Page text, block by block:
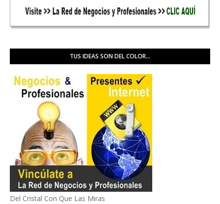
TUS IDEAS SON DEL COLOR...
Del Cristal Con Que Las Miras